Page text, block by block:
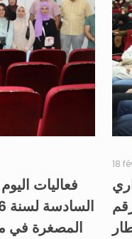
فعاليات
المصغرة في
18